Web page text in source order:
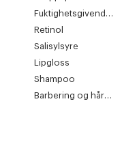
Retinol
Salisylsyre
Lipgloss
Shampoo